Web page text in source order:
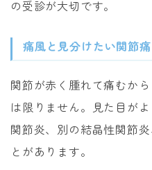
の受診が大切です。
痛風と見分けたい関節痛
関節が赤く腫れて痛むか
は限りません。見た目が
関節炎、別の結晶性関節
とがあります。